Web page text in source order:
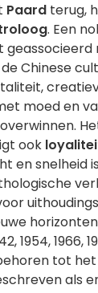
Paard terug,
. Een
geassocieerd
Chinese
moed en
ook
en snelheid
1954, 1966,
tot
als